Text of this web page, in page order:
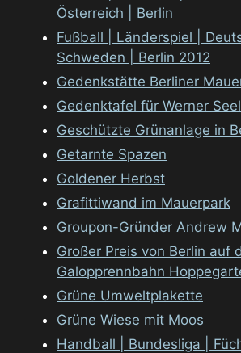
Österreich | Berlin
Fußball | Länderspiel |
Schweden | Berlin 2012
Gedenkstätte Berliner
Gedenktafel für Werner
Geschützte Grünanlage in
Getarnte Spazen
Goldener Herbst
Grafittiwand im Mauerpark
Groupon-Gründer Andrew
Großer Preis von Berlin auf
Galopprennbahn
Grüne Umweltplakette
Grüne Wiese mit Moos
Handball | Bundesliga |